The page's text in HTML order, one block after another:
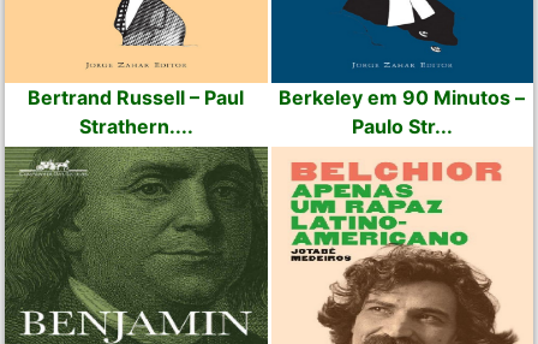
Bertrand Russell – Paul
Strathern....
Berkeley em 90 Minutos –
Paulo Str...